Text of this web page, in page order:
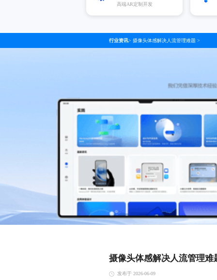
高端AR定制开发
行业资讯> 摄像头体感解决人流管理难题 >
摄像头体感解决人流管理难
发布于 2026-06-09